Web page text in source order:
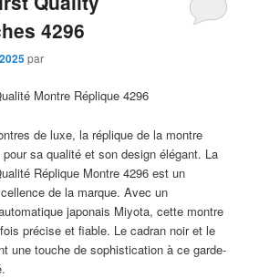
4296
par
Montre Réplique 4296
de luxe, la réplique de la montre
sa qualité et son design élégant. La
Réplique Montre 4296 est un
de la marque. Avec un
japonais Miyota, cette montre
précise et fiable. Le cadran noir et le
une touche de sophistication à ce garde-